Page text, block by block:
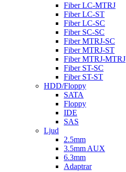
Fiber LC-MTRJ
Fiber LC-ST
Fiber LC-SC
Fiber SC-SC
Fiber MTRJ-SC
Fiber MTRJ-ST
Fiber MTRJ-MTRJ
Fiber ST-SC
Fiber ST-ST
HDD/Floppy
SATA
Floppy
IDE
SAS
Ljud
2.5mm
3.5mm AUX
6.3mm
Adaptrar